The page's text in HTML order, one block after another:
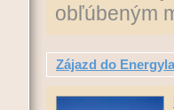
obľúbeným
Zájazd do